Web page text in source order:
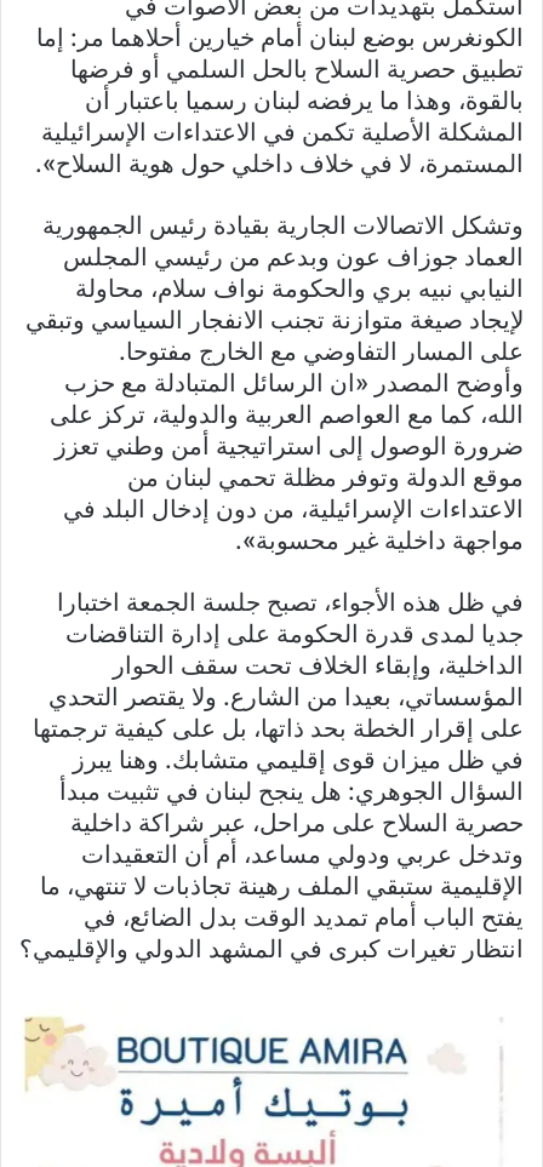
الكونغرس بوضع لبنان أمام خيارين أحلاهما مر: إما
تطبيق حصرية السلاح بالحل السلمي أو فرضها
بالقوة، وهذا ما يرفضه لبنان رسميا باعتبار أن
المشكلة الأصلية تكمن في الاعتداءات الإسرائيلية
المستمرة، لا في خلاف داخلي حول هوية السلاح».
وتشكل الاتصالات الجارية بقيادة رئيس الجمهورية
العماد جوزاف عون وبدعم من رئيسي المجلس
النيابي نبيه بري والحكومة نواف سلام، محاولة
لإيجاد صيغة متوازنة تجنب الانفجار السياسي وتبقي
على المسار التفاوضي مع الخارج مفتوحا.
وأوضح المصدر «ان الرسائل المتبادلة مع حزب
الله، كما مع العواصم العربية والدولية، تركز على
ضرورة الوصول إلى استراتيجية أمن وطني تعزز
موقع الدولة وتوفر مظلة تحمي لبنان من
الاعتداءات الإسرائيلية، من دون إدخال البلد في
مواجهة داخلية غير محسوبة».
في ظل هذه الأجواء، تصبح جلسة الجمعة اختبارا
جديا لمدى قدرة الحكومة على إدارة التناقضات
الداخلية، وإبقاء الخلاف تحت سقف الحوار
المؤسساتي، بعيدا من الشارع. ولا يقتصر التحدي
على إقرار الخطة بحد ذاتها، بل على كيفية ترجمتها
في ظل ميزان قوى إقليمي متشابك. وهنا يبرز
السؤال الجوهري: هل ينجح لبنان في تثبيت مبدأ
حصرية السلاح على مراحل، عبر شراكة داخلية
وتدخل عربي ودولي مساعد، أم أن التعقيدات
الإقليمية ستبقي الملف رهينة تجاذبات لا تنتهي، ما
يفتح الباب أمام تمديد الوقت بدل الضائع، في
انتظار تغيرات كبرى في المشهد الدولي والإقليمي؟